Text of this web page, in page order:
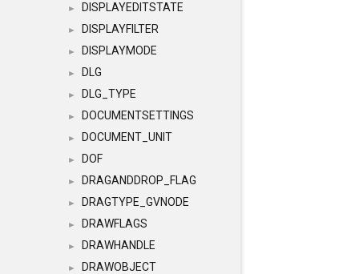
► DISPLAYEDITSTATE
► DISPLAYFILTER
► DISPLAYMODE
► DLG
► DLG_TYPE
► DOCUMENTSETTINGS
► DOCUMENT_UNIT
► DOF
► DRAGANDDROP_FLAG
► DRAGTYPE_GVNODE
► DRAWFLAGS
► DRAWHANDLE
► DRAWOBJECT